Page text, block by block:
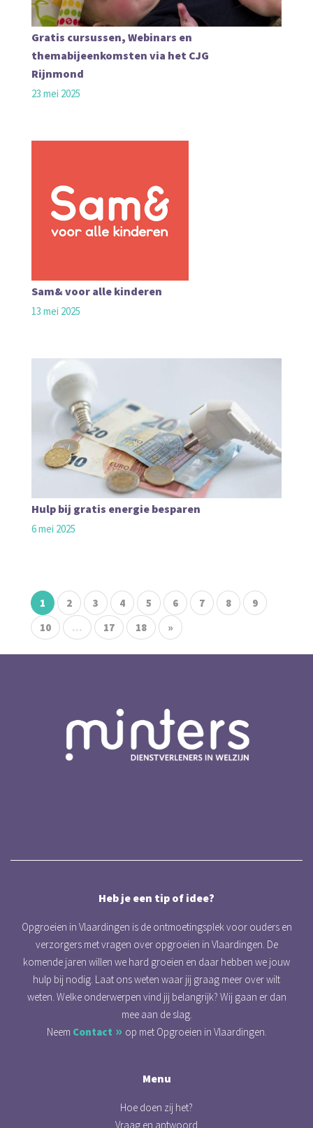
Gratis cursussen, Webinars en
themabijeenkomsten via het CJG
Rijnmond
23 mei 2025
Sam& voor alle kinderen
13 mei 2025
Hulp bij gratis energie besparen
6 mei 2025
1 2 3 4 5 6 7 8
9
10
... 17 18 »
Heb je een tip of idee?
Opgroeien in Vlaardingen is de ontmoetingsplek voor ouders en
verzorgers met vragen over opgroeien in Vlaardingen. De
komende jaren willen we hard groeien en daar hebben we jouw
hulp bij nodig. Laat ons weten waar jij graag meer over wilt
weten. Welke onderwerpen vind jij belangrijk? Wij gaan er dan
mee aan de slag.
Neem Contact op met Opgroeien in Vlaardingen.
Menu
Hoe doen zij het?
Vraag en antwoord